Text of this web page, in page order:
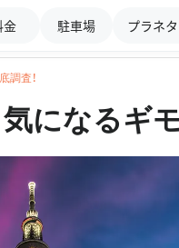
金 駐車場 プラネ
調査！
になるギ